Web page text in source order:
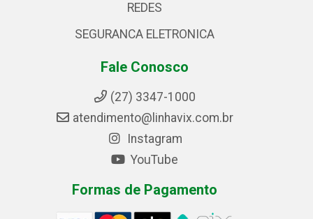
REDES
SEGURANCA ELETRONICA
Fale Conosco
(27) 3347-1000
atendimento@linhavix.com.br
Instagram
YouTube
Formas de Pagamento